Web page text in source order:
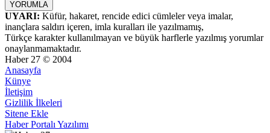
UYARI: Küfür, hakaret, rencide edici cümleler veya imalar,
inançlara saldırı içeren, imla kuralları ile yazılmamış,
Türkçe karakter kullanılmayan ve büyük harflerle yazılmış yorumlar
onaylanmamaktadır.
Haber 27 © 2004
Anasayfa
Künye
İletişim
Gizlilik İlkeleri
Sitene Ekle
Haber Portalı Yazılımı